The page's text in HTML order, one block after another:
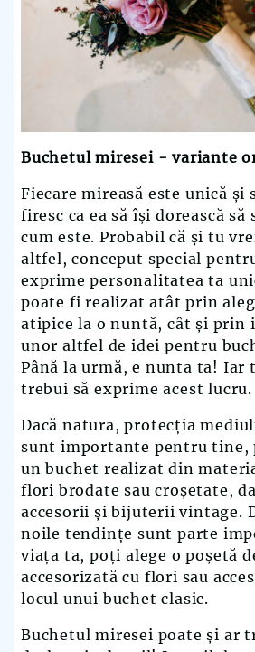
Buchetul miresei - variante
Fiecare mireasă este unică și
firesc ca ea să își dorească să
cum este. Probabil că și tu
altfel, conceput special
exprime personalitatea ta
poate fi realizat atât prin
atipice la o nuntă, cât și prin
unor altfel de idei pentru
Până la urmă, e nunta ta! Iar
trebui să exprime acest lucru.
Dacă natura, protecția
sunt importante pentru tine,
un buchet realizat din
flori brodate sau croșetate,
accesorii și bijuterii vintage.
noile tendințe sunt parte
viața ta, poți alege o poșetă
accesorizată cu flori sau
locul unui buchet clasic.
Buchetul miresei poate și ar